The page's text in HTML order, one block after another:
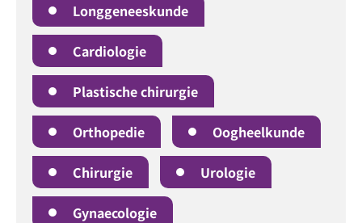
Longgeneeskunde
Cardiologie
Plastische chirurgie
Orthopedie Oogheelkunde
Chirurgie Urologie
Gynaecologie